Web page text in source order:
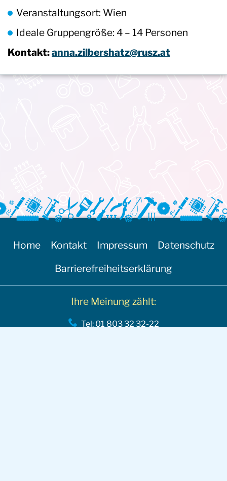
Veranstaltungsort: Wien
Ideale Gruppengröße: 4 – 14 Personen
Kontakt:anna.zilbershatz@rusz.at
Home Kontakt Impressum
Datenschutz
Barrierefreiheitserklärung
Ihre Meinung zählt:
Tel: 01 803 32 32-22